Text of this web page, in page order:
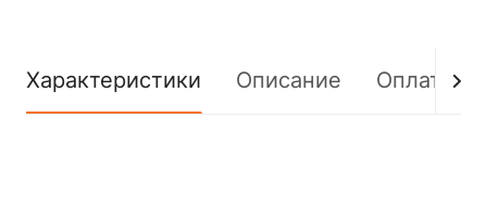
Характеристики Описание Оплата